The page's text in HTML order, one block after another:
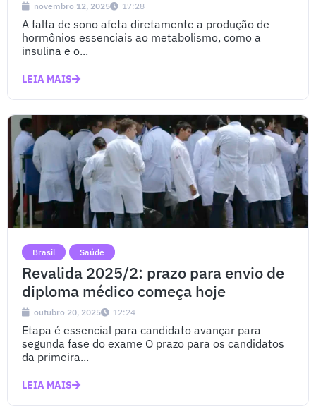
novembro 12, 2025 17:28
A falta de sono afeta diretamente a produção de
hormônios essenciais ao metabolismo, como a
insulina e o...
LEIA MAIS
Brasil Saúde
Revalida 2025/2: prazo para envio de
diploma médico começa hoje
outubro 20, 2025 12:24
Etapa é essencial para candidato avançar para
segunda fase do exame O prazo para os candidatos
da primeira...
LEIA MAIS